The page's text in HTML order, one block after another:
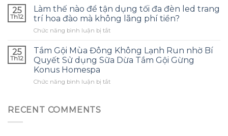
và
tránh
những
sai
thường
gặp?
con
đây
là
tôi
ước
sớm
thế
nào
để
tạo
một
bông
lồ
25
Th12
Làm thế nào để tận dụng tối đa đèn led trang
trí hoa đào mà không lãng phí tiền?
Chức năng bình luận bị tắtở
thế
nào
để
dụng
25
Th12
Tắm Gội Mùa Đông Không Lạnh Run nhờ Bí
Quyết Sử dụng Sữa Dừa Tắm Gội Gừng
Konus Homespa
Chức năng bình luận bị tắtở
RECENT COMMENTS